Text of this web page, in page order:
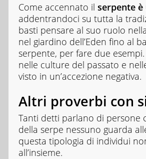
Come accennato il serpente
addentrandoci su tutta la
basti pensare al suo ruolo
nel giardino dell’Eden fino al
serpente, per fare due
nelle culture del passato e
visto in un’accezione negativa.
Altri proverbi con
Tanti detti parlano di persone
della serpe nessuno guarda
questa tipologia di individui
all’insieme.